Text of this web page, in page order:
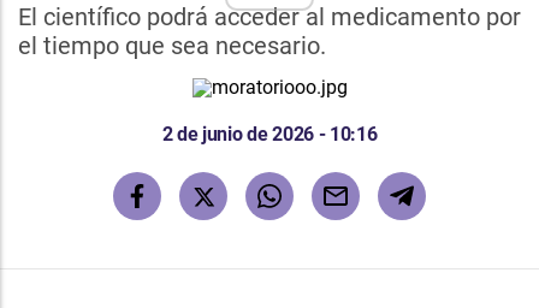
El científico podrá acceder al medicamento por
el tiempo que sea necesario.
2 de junio de 2026 - 10:16